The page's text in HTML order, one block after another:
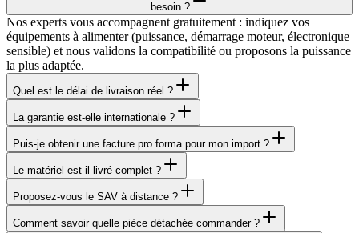
besoin ?
Nos experts vous accompagnent gratuitement : indiquez vos
équipements à alimenter (puissance, démarrage moteur, électronique
sensible) et nous validons la compatibilité ou proposons la puissance
la plus adaptée.
Quel est le délai de livraison réel ?
La garantie est-elle internationale ?
Puis-je obtenir une facture pro forma pour mon import ?
Le matériel est-il livré complet ?
Proposez-vous le SAV à distance ?
Comment savoir quelle pièce détachée commander ?